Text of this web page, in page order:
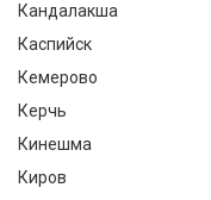
Кандалакша
Каспийск
Кемерово
Керчь
Кинешма
Киров